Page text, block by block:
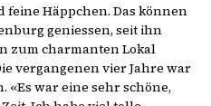
feine Häppchen. Das können
geniessen, seit ihn
zum charmanten Lokal
vergangenen vier Jahre war
«Es war eine sehr schöne,